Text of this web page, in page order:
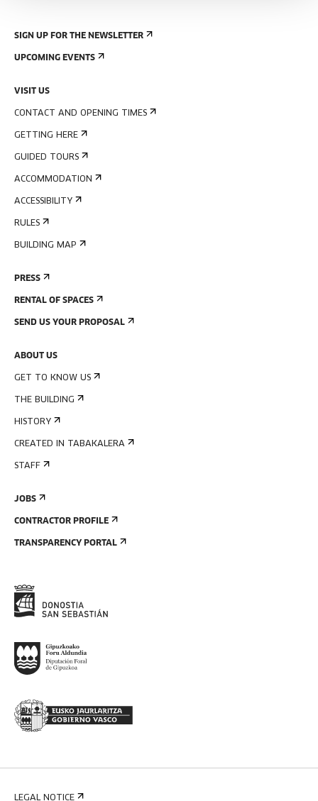
SIGN UP FOR THE NEWSLETTER
UPCOMING EVENTS
VISIT US
CONTACT AND OPENING TIMES
GETTING HERE
GUIDED TOURS
ACCOMMODATION
ACCESSIBILITY
RULES
BUILDING MAP
PRESS
RENTAL OF SPACES
SEND US YOUR PROPOSAL
ABOUT US
GET TO KNOW US
THE BUILDING
HISTORY
CREATED IN TABAKALERA
STAFF
JOBS
CONTRACTOR PROFILE
TRANSPARENCY PORTAL
LEGAL NOTICE